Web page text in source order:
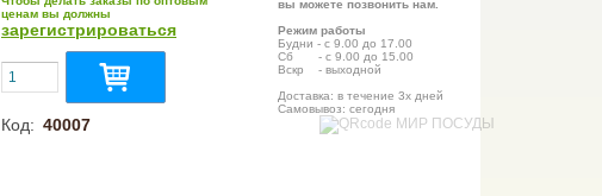
вы можете позвонить нам.
Режим работы
Будни - с 9.00 до 17.00
Сб - с 9.00 до 15.00
Вскр - выходной
Доставка: в течение 3х дней
Самовывоз: сегодня
ценам вы должны
зарегистрироваться
Код: 40007